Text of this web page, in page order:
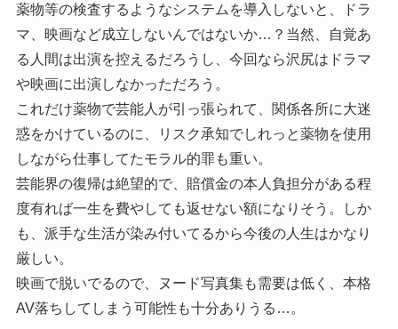
薬物等の検査するようなシステムを導入しないと、ドラ
マ、映画など成立しないんではないか…？当然、自覚あ
る人間は出演を控えるだろうし、今回なら沢尻はドラマ
や映画に出演しなかっただろう。
これだけ薬物で芸能人が引っ張られて、関係各所に大迷
惑をかけているのに、リスク承知でしれっと薬物を使用
しながら仕事してたモラル的罪も重い。
芸能界の復帰は絶望的で、賠償金の本人負担分がある程
度有れば一生を費やしても返せない額になりそう。しか
も、派手な生活が染み付いてるから今後の人生はかなり
厳しい。
映画で脱いでるので、ヌード写真集も需要は低く、本格
AV落ちしてしまう可能性も十分ありうる…。